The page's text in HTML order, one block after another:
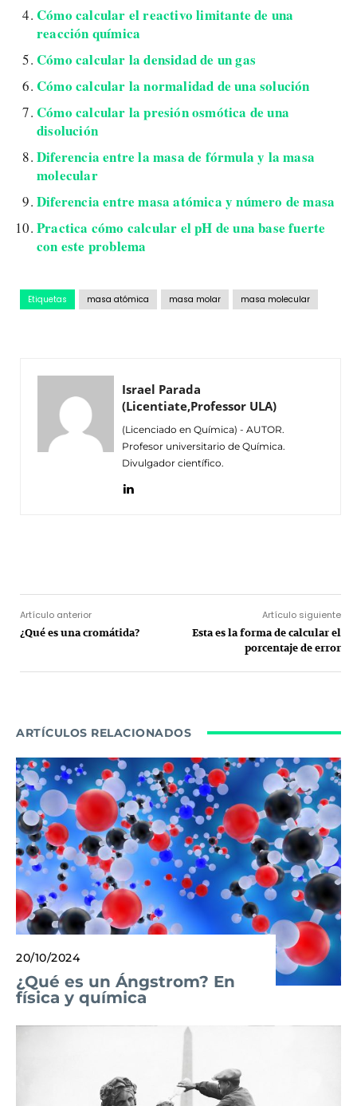
Cómo calcular el reactivo limitante de una
reacción química
Cómo calcular la densidad de un gas
Cómo calcular la normalidad de una solución
Cómo calcular la presión osmótica de una
disolución
Diferencia entre la masa de fórmula y la masa
molecular
Diferencia entre masa atómica y número de masa
Practica cómo calcular el pH de una base fuerte
con este problema
Etiquetas masa atómica masa molar masa molecular
Israel Parada
(Licentiate,Professor ULA)
(Licenciado en Química) - AUTOR.
Profesor universitario de Química.
Divulgador científico.
Artículo anterior
¿Qué es una cromátida?
Artículo siguiente
Esta es la forma de calcular el
porcentaje de error
ARTÍCULOS RELACIONADOS
20/10/2024
¿Qué es un Ángstrom? En
física y química